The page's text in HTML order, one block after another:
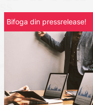
Bifoga din pressrelease!